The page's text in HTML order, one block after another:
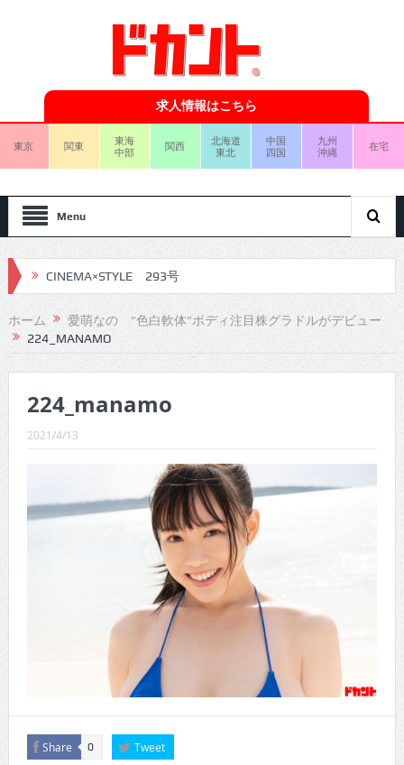
求人情報はこちら
東京 関東
東海
中部
関西
北海道
東北
中国
四国
九州
沖縄
在宅
Menu
CINEMA×STYLE 293号
CINEMA×STYLE 292号
CINEMA×STYLE 291号
CINEMA×STYLE 289号
CINEMA×STYLE 287号
CINEMA×STYLE 286号
CINEMA×STYLE 285号
CINEMA×STYLE 294号
ホーム
愛萌なの ”色白軟体”ボディ注目株グラドルがデビュー
224_MANAMO
224_manamo
2021/4/13
Share 0 Tweet